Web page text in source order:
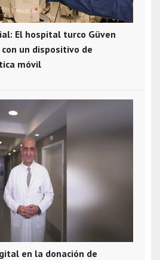
El hospital turco Güven
un dispositivo de
móvil
en la donación de